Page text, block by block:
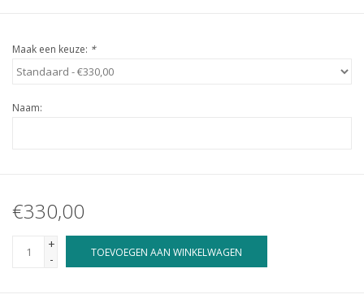
Maak een keuze: *
Naam:
€330,00
+
-
TOEVOEGEN AAN WINKELWAGEN